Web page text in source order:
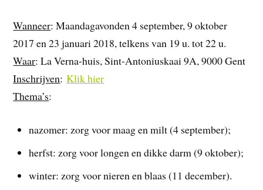
Wanneer: Maandagavonden 4 september, 9 oktober
2017 en 23 januari 2018, telkens van 19 u. tot 22 u.
Waar: La Verna-huis, Sint-Antoniuskaai 9A, 9000 Gent
Inschrijven:Klik hier
Thema’s:
nazomer: zorg voor maag en milt (4 september);
herfst: zorg voor longen en dikke darm (9 oktober);
winter: zorg voor nieren en blaas (11 december).